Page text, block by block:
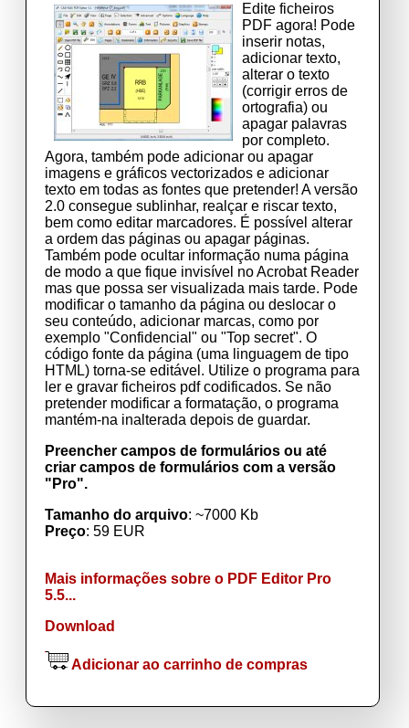
Edite ficheiros
PDF agora! Pode
inserir notas,
adicionar texto,
alterar o texto
(corrigir erros de
ortografia) ou
apagar palavras
por completo.
Agora, também pode adicionar ou apagar
imagens e gráficos vectorizados e adicionar
texto em todas as fontes que pretender! A versão
2.0 consegue sublinhar, realçar e riscar texto,
bem como editar marcadores. É possível alterar
a ordem das páginas ou apagar páginas.
Também pode ocultar informação numa página
de modo a que fique invisível no Acrobat Reader
mas que possa ser visualizada mais tarde. Pode
modificar o tamanho da página ou deslocar o
seu conteúdo, adicionar marcas, como por
exemplo "Confidencial" ou "Top secret". O
código fonte da página (uma linguagem de tipo
HTML) torna-se editável. Utilize o programa para
ler e gravar ficheiros pdf codificados. Se não
pretender modificar a formatação, o programa
mantém-na inalterada depois de guardar.
Preencher campos de formulários ou até
criar campos de formulários com a versão
"Pro".
Tamanho do arquivo: ~7000 Kb
Preço: 59 EUR
Mais informações sobre o PDF Editor Pro
5.5...
Download
Adicionar ao carrinho de compras